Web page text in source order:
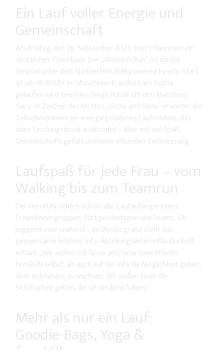
Ein Lauf voller Energie und
Gemeinschaft
Am Freitag, den 26. September 2025, feiert Hannover ein
sportliches Comeback: Der „Women’s Run“ ist zurück –
diesmal unter dem Namen fem.RUN powered by infa. Start
ist um 18:30 Uhr im Maschseestrandbad am Aspria,
gelaufen wird eine 6 km lange Runde um den Maschsee.
Ganz im Zeichen des Mottos „Grow and Glow“ erwartet die
Teilnehmerinnen ein energiegeladenes Lauferlebnis, das
ohne Leistungsdruck auskommt – aber mit viel Spaß,
Gemeinschaftsgefühl und einer offiziellen Zeitmessung.
Laufspaß für jede Frau – vom
Walking bis zum Teamrun
Der fem.RUN richtet sich an alle: Laufanfängerinnen,
Freundinnengruppen, Fortgeschrittene und Teams. Ob
joggend oder walkend – im Vordergrund steht das
gemeinsame Erlebnis. infa-Abteilungsleiterin Klaudia Kohl
erklärt: „Wir wollen mit Grow and Glow sowohl beim
fem.RUN selbst, als auch auf der infa die Möglichkeit geben,
über sich hinaus zu wachsen. Wir wollen ihnen die
Sichtbarkeit geben, die sie verdient haben.“
Mehr als nur ein Lauf:
Goodie-Bags, Yoga &